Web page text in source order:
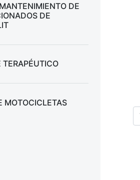
DE
DE
MOTOCICLETAS